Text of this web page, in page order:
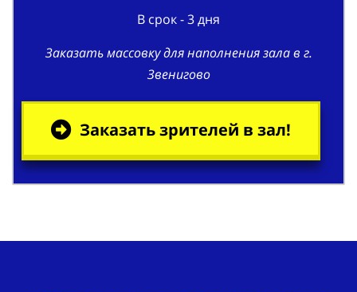
В срок - 3 дня
Заказать массовку для наполнения зала в г.
Звенигово
Заказать зрителей в зал!